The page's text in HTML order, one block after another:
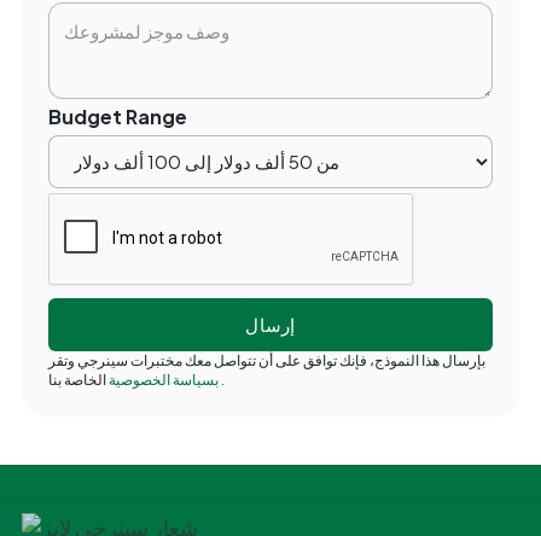
Budget Range
بإرسال هذا النموذج، فإنك توافق على أن تتواصل معك مختبرات سينرجي وتقر
بسياسة الخصوصيةالخاصة بنا .